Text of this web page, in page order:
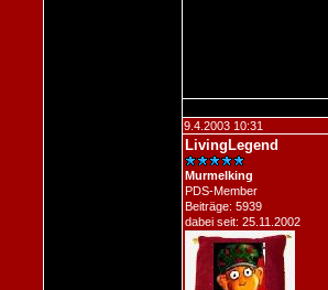
9.4.2003 10:31
LivingLegend
Murmelking
PDS-Member
Beiträge: 5939
dabei seit: 25.11.2002